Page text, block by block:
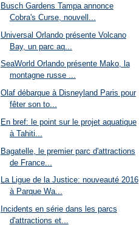
Busch Gardens Tampa annonce
Cobra's Curse, nouvell...
Universal Orlando présente Volcano
Bay, un parc aq...
SeaWorld Orlando présente Mako, la
montagne russe ...
Olaf débarque à Disneyland Paris pour
fêter son to...
En bref: le point sur le projet aquatique
à Tahiti...
Bagatelle, le premier parc d'attractions
de France...
La Ligue de la Justice: nouveauté 2016
à Parque Wa...
Incidents en série dans les parcs
d'attractions et...